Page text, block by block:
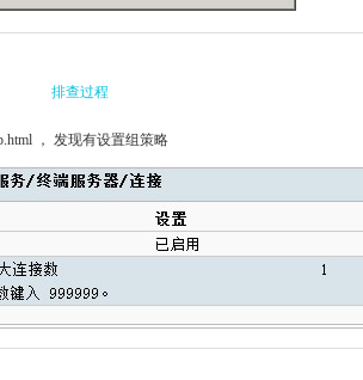
排查过程
， 发现有设置组策略